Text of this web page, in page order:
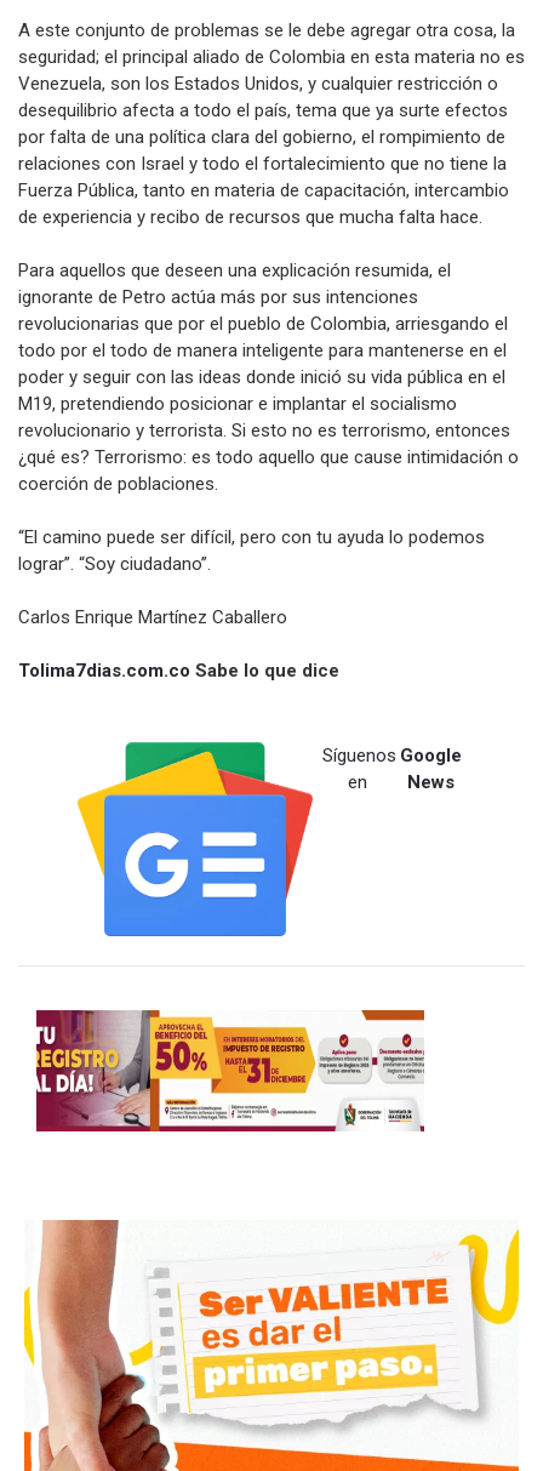
A este conjunto de problemas se le debe agregar otra cosa, la
seguridad; el principal aliado de Colombia en esta materia no es
Venezuela, son los Estados Unidos, y cualquier restricción o
desequilibrio afecta a todo el país, tema que ya surte efectos
por falta de una política clara del gobierno, el rompimiento de
relaciones con Israel y todo el fortalecimiento que no tiene la
Fuerza Pública, tanto en materia de capacitación, intercambio
de experiencia y recibo de recursos que mucha falta hace.
Para aquellos que deseen una explicación resumida, el
ignorante de Petro actúa más por sus intenciones
revolucionarias que por el pueblo de Colombia, arriesgando el
todo por el todo de manera inteligente para mantenerse en el
poder y seguir con las ideas donde inició su vida pública en el
M19, pretendiendo posicionar e implantar el socialismo
revolucionario y terrorista. Si esto no es terrorismo, entonces
¿qué es? Terrorismo: es todo aquello que cause intimidación o
coerción de poblaciones.
“El camino puede ser difícil, pero con tu ayuda lo podemos
lograr”. “Soy ciudadano”.
Carlos Enrique Martínez Caballero
Tolima7dias.com.co Sabe lo que dice
Síguenos
en
Google
News